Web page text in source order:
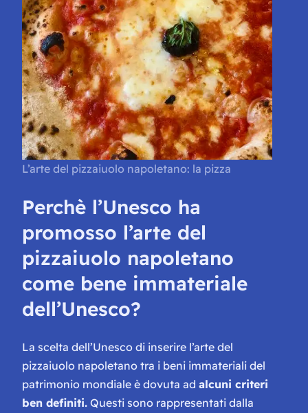
L’arte del pizzaiuolo napoletano: la pizza
Perchè l’Unesco ha
promosso l’arte del
pizzaiuolo napoletano
come bene immateriale
dell’Unesco?
La scelta dell’Unesco di inserire l’arte del
pizzaiuolo napoletano tra i beni immateriali del
patrimonio mondiale è dovuta ad alcuni criteri
ben definiti. Questi sono rappresentati dalla